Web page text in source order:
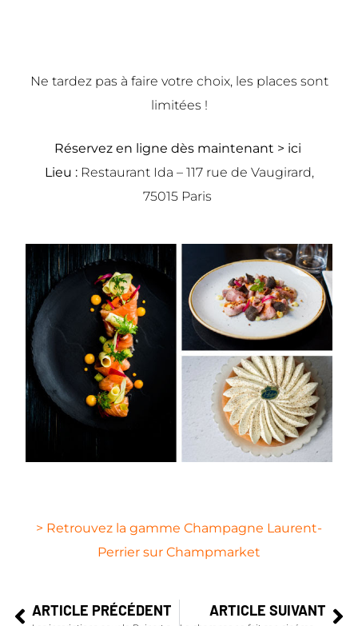
Ne tardez pas à faire votre choix, les places sont
limitées !
Réservez en ligne dès maintenant > ici
Lieu :Restaurant Ida – 117 rue de Vaugirard,
75015 Paris
> Retrouvez la gamme Champagne Laurent-
Perrier sur Champmarket
ARTICLE PRÉCÉDENT ARTICLE SUIVANT